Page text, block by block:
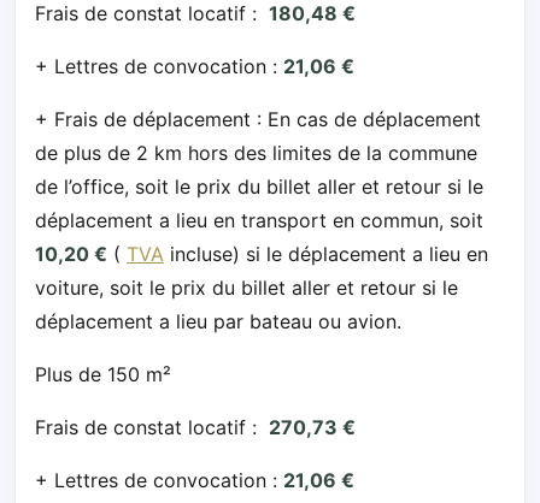
Frais de constat locatif : 180,48 €
+ Lettres de convocation : 21,06 €
+ Frais de déplacement : En cas de déplacement
de plus de 2 km hors des limites de la commune
de l’office, soit le prix du billet aller et retour si le
déplacement a lieu en transport en commun, soit
10,20 € ( TVA incluse) si le déplacement a lieu en
voiture, soit le prix du billet aller et retour si le
déplacement a lieu par bateau ou avion.
Plus de 150 m²
Frais de constat locatif : 270,73 €
+ Lettres de convocation : 21,06 €